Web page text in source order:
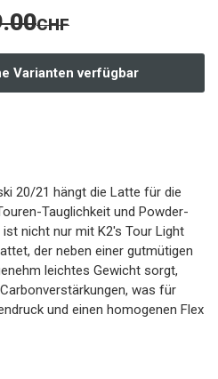
CHF
Varianten verfügbar
20/21 hängt die Latte für die
Tauglichkeit und Powder-
nicht nur mit K2's Tour Light
der neben einer gutmütigen
leichtes Gewicht sorgt,
was für
und einen homogenen Flex